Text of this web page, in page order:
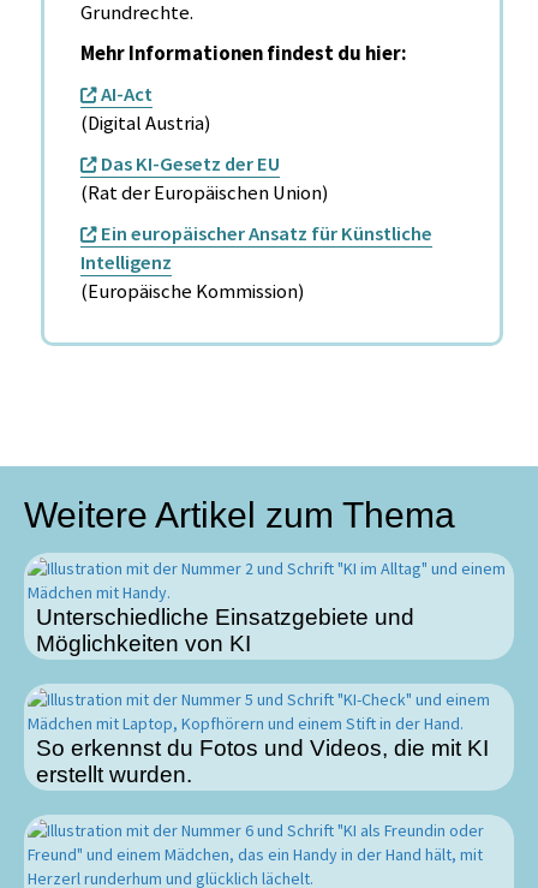
Grundrechte.
Mehr Informationen findest du hier:
AI-Act
(Digital Austria)
Das KI-Gesetz der EU
(Rat der Europäischen Union)
Ein europäischer Ansatz für Künstliche
Intelligenz
(Europäische Kommission)
Weitere Artikel zum Thema
Unterschiedliche Einsatzgebiete und
Möglichkeiten von KI
So erkennst du Fotos und Videos, die mit KI
erstellt wurden.